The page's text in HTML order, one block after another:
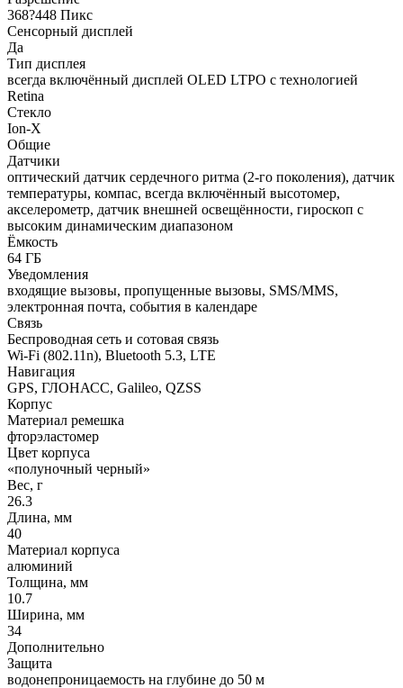
368?448 Пикс
Сенсорный дисплей
Да
Тип дисплея
всегда включённый дисплей OLED LTPO с технологией
Retina
Стекло
Ion-X
Общие
Датчики
оптический датчик сердечного ритма (2-го поколения), датчик
температуры, компас, всегда включённый высотомер,
акселерометр, датчик внешней освещённости, гироскоп с
высоким динамическим диапазоном
Ёмкость
64 ГБ
Уведомления
входящие вызовы, пропущенные вызовы, SMS/MMS,
электронная почта, события в календаре
Связь
Беспроводная сеть и сотовая связь
Wi-Fi (802.11n), Bluetooth 5.3, LTE
Навигация
GPS, ГЛОНАСС, Galileo, QZSS
Корпус
Материал ремешка
фторэластомер
Цвет корпуса
«полуночный черный»
Вес, г
26.3
Длина, мм
40
Материал корпуса
алюминий
Толщина, мм
10.7
Ширина, мм
34
Дополнительно
Защита
водонепроницаемость на глубине до 50 м